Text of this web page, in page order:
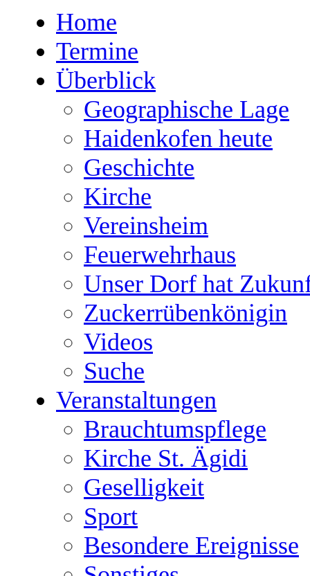
Home
Termine
Überblick
Geographische Lage
Haidenkofen heute
Geschichte
Kirche
Vereinsheim
Feuerwehrhaus
Unser Dorf hat
Zuckerrübenkönigin
Videos
Suche
Veranstaltungen
Brauchtumspflege
Kirche St. Ägidi
Geselligkeit
Sport
Besondere Ereignisse